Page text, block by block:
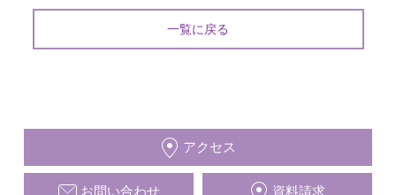
一覧に戻る
アクセス
お問い合わせ 資料請求